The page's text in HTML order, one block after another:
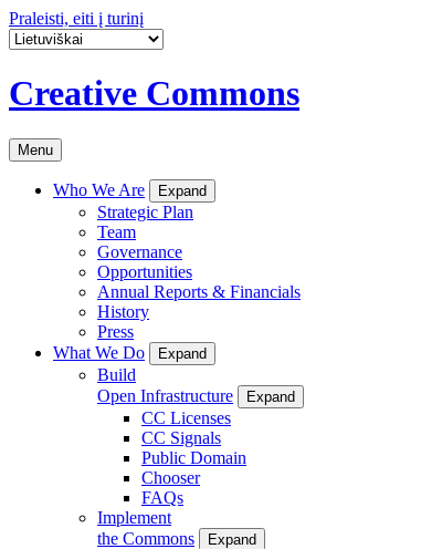
Praleisti, eiti į turinį
Creative Commons
Menu
Who We Are Expand
Strategic Plan
Team
Governance
Opportunities
Annual Reports & Financials
History
Press
What We Do
Expand
Build
Open Infrastructure
Expand
CC Licenses
CC Signals
Public Domain
Chooser
FAQs
Implement
the Commons
Expand